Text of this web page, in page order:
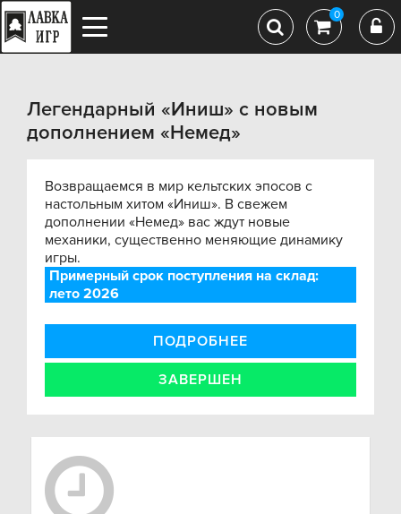
0
Легендарный «Иниш» с новым
дополнением «Немед»
Возвращаемся в мир кельтских эпосов с
настольным хитом «Иниш». В свежем
дополнении «Немед» вас ждут новые
механики, существенно меняющие динамику
игры.
Примерный срок поступления на склад:
лето 2026
ПОДРОБНЕЕ
ЗАВЕРШЕН